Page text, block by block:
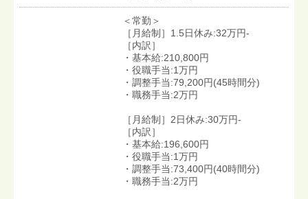
＜常勤＞
［月給制］1.5日休み:32万円-
［内訳］
・基本給:210,800円
・役職手当:1万円
・調整手当:79,200円(45時間分)
・職務手当:2万円
［月給制］2日休み:30万円-
［内訳］
・基本給:196,600円
・役職手当:1万円
・調整手当:73,400円(40時間分)
・職務手当:2万円